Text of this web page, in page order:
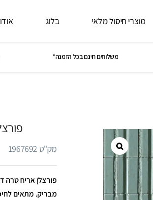
מוצרי חיסול מלאי בלוג
משלוחים חינם בכל הזמנה*
מק"ט 1967692
מבריק. מתאים